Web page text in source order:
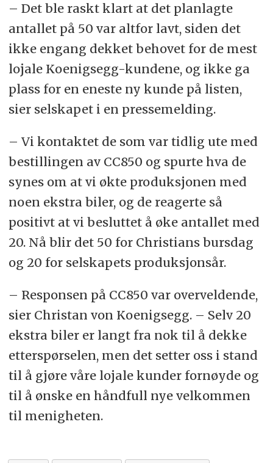
– Det ble raskt klart at det planlagte
antallet på 50 var altfor lavt, siden det
ikke engang dekket behovet for de mest
lojale Koenigsegg-kundene, og ikke ga
plass for en eneste ny kunde på listen,
sier selskapet i en pressemelding.
– Vi kontaktet de som var tidlig ute med
bestillingen av CC850 og spurte hva de
synes om at vi økte produksjonen med
noen ekstra biler, og de reagerte så
positivt at vi besluttet å øke antallet med
20. Nå blir det 50 for Christians bursdag
og 20 for selskapets produksjonsår.
– Responsen på CC850 var overveldende,
sier Christan von Koenigsegg. – Selv 20
ekstra biler er langt fra nok til å dekke
etterspørselen, men det setter oss i stand
til å gjøre våre lojale kunder fornøyde og
til å ønske en håndfull nye velkommen
til menigheten.